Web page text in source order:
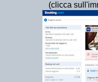
(clicca